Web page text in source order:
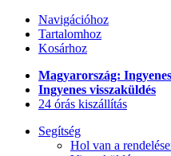
Navigációhoz
Tartalomhoz
Kosárhoz
Magyarország:
Ingyenes visszaküldés
24 órás kiszállítás
Segítség
Hol van a